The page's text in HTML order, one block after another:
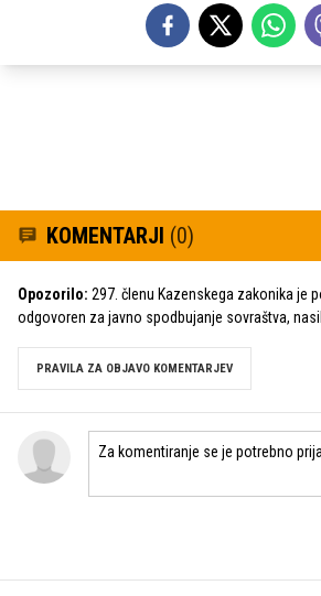
KOMENTARJI (0)
Opozorilo: 297. členu Kazenskega zakonika je
odgovoren za javno spodbujanje sovraštva,
PRAVILA ZA OBJAVO KOMENTARJEV